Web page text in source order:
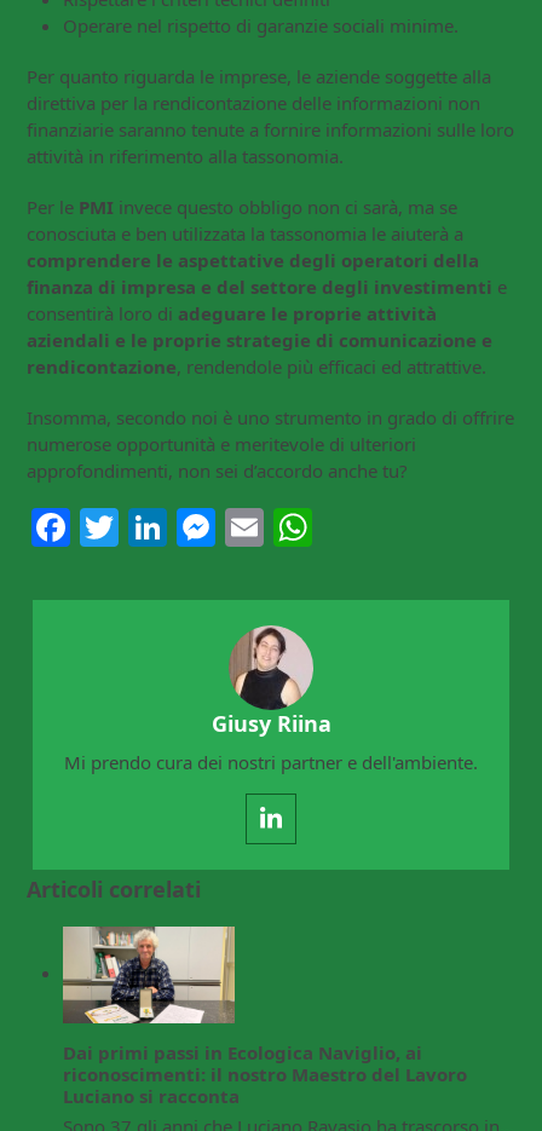
Operare nel rispetto di garanzie sociali minime.
Per quanto riguarda le imprese, le aziende soggette alla
direttiva per la rendicontazione delle informazioni non
finanziarie saranno tenute a fornire informazioni sulle loro
attività in riferimento alla tassonomia.
Per le PMI invece questo obbligo non ci sarà, ma se
conosciuta e ben utilizzata la tassonomia le aiuterà a
comprendere le aspettative degli operatori della
finanza di impresa e del settore degli investimenti e
consentirà loro di adeguare le proprie attività
aziendali e le proprie strategie di comunicazione e
rendicontazione, rendendole più efficaci ed attrattive.
Insomma, secondo noi è uno strumento in grado di offrire
numerose opportunità e meritevole di ulteriori
approfondimenti, non sei d’accordo anche tu?
Facebook
Twitter
LinkedIn
Messenger
Email
Giusy Riina
Mi prendo cura dei nostri partner e dell'ambiente.
LinkedIn
Articoli correlati
Dai primi passi in Ecologica Naviglio, ai
riconoscimenti: il nostro Maestro del Lavoro
Luciano si racconta
Sono 37 gli anni che Luciano Ravasio ha trascorso in…